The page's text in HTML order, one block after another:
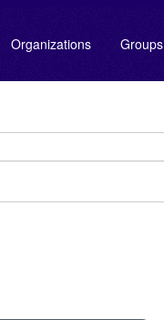
Organizations Groups